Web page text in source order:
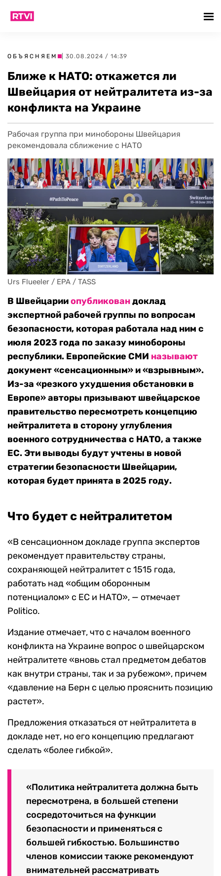
ОБЪЯСНЯЕМ | 30.08.2024 / 14:39
Ближе к НАТО: откажется ли
Швейцария от нейтралитета из-за
конфликта на Украине
Рабочая группа при минобороны Швейцария
рекомендовала сближение с НАТО
Urs Flueeler / EPA / TASS
В Швейцарииопубликовандоклад
экспертной рабочей группы по вопросам
безопасности, которая работала над ним с
июля 2023 года по заказу минобороны
республики. Европейские СМИ называют
документ «сенсационным» и «взрывным».
Из-за «резкого ухудшения обстановки в
Европе» авторы призывают швейцарское
правительство пересмотреть концепцию
нейтралитета в сторону углубления
военного сотрудничества с НАТО, а также
ЕС. Эти выводы будут учтены в новой
стратегии безопасности Швейцарии,
которая будет принята в 2025 году.
Что будет с нейтралитетом
«В сенсационном докладе группа экспертов
рекомендует правительству страны,
сохраняющей нейтралитет с 1515 года,
работать над «общим оборонным
потенциалом» с ЕС и НАТО», — отмечает
Politico.
Издание отмечает, что с началом военного
конфликта на Украине вопрос о швейцарском
нейтралитете «вновь стал предметом дебатов
как внутри страны, так и за рубежом», причем
«давление на Берн с целью прояснить позицию
растет».
Предложения отказаться от нейтралитета в
докладе нет, но его концепцию предлагают
сделать «более гибкой».
«Политика нейтралитета должна быть
пересмотрена, в большей степени
сосредоточиться на функции
безопасности и применяться с
большей гибкостью. Большинство
членов комиссии также рекомендуют
внимательней рассматривать